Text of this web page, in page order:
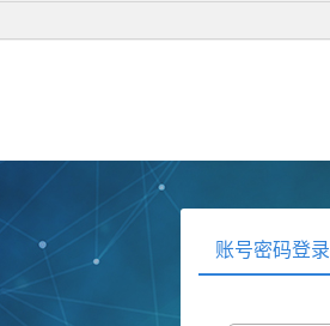
账号密码登录